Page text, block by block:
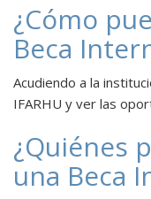
¿Cómo
Beca
Acudiendo a la
IFARHU y ver las
¿Quiénes
una Beca